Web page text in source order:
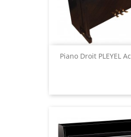
Piano Droit PLEYEL